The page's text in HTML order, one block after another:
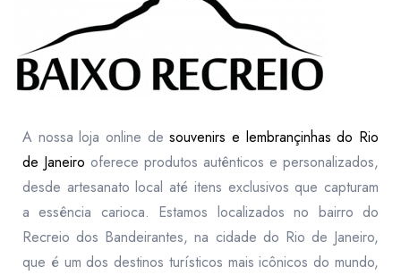
A nossa loja online desouvenirs e lembrançinhas do Rio
de Janeiro oferece produtos autênticos e personalizados,
desde artesanato local até itens exclusivos que capturam
a essência carioca. Estamos localizados no bairro do
Recreio dos Bandeirantes, na cidade do Rio de Janeiro,
que é um dos destinos turísticos mais icônicos do mundo,